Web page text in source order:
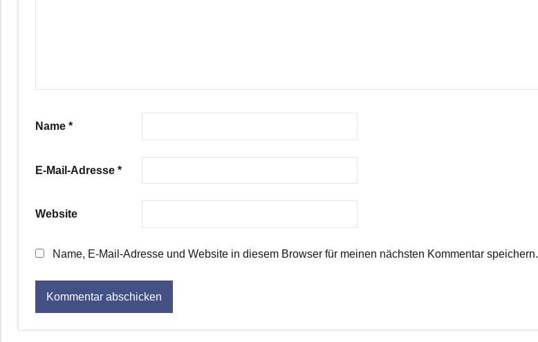
Name *
E-Mail-Adresse *
Website
Name, E-Mail-Adresse und Website in diesem Browser für meinen nächsten Kommentar speichern.